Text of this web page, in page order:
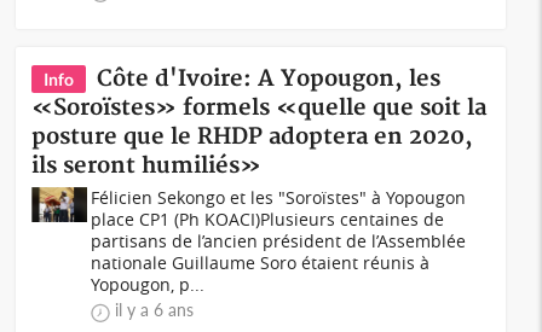
Info
Côte d'Ivoire: A Yopougon, les
«Soroïstes» formels «quelle que soit la
posture que le RHDP adoptera en 2020,
ils seront humiliés»
Félicien Sekongo et les "Soroïstes" à Yopougon
place CP1 (Ph KOACI)Plusieurs centaines de
partisans de l’ancien président de l’Assemblée
nationale Guillaume Soro étaient réunis à
Yopougon, p...
il y a 6 ans